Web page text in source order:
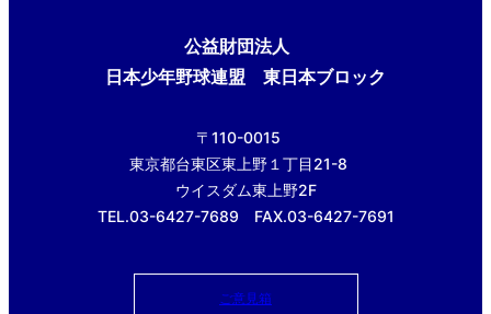
公益財団法人
日本少年野球連盟 東日本ブロック
〒110-0015
東京都台東区東上野１丁目21-8
ウイスダム東上野2F
TEL.03-6427-7689 FAX.03-6427-7691
ご意見箱